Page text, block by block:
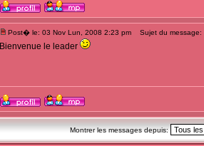
Post� le: 03 Nov Lun, 2008 2:23 pm Sujet du message:
Bienvenue le leader
Montrer les messages depuis: